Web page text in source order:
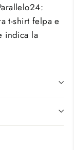
t-shirt felpa e
indica la